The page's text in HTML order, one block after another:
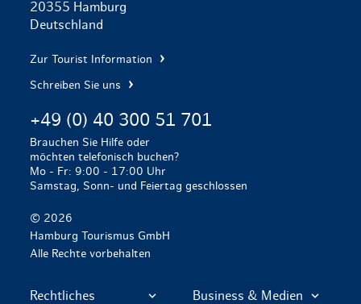
20355 Hamburg
Deutschland
Zur Tourist Information
Schreiben Sie uns
+49 (0) 40 300 51 701
Brauchen Sie Hilfe oder
möchten telefonisch buchen?
Mo - Fr: 9:00 - 17:00 Uhr
Samstag, Sonn- und Feiertag geschlossen
© 2026
Hamburg Tourismus GmbH
Alle Rechte vorbehalten
Rechtliches Business & Medien